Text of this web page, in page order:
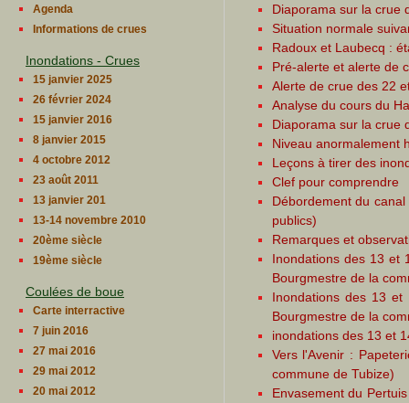
Agenda
Informations de crues
Inondations - Crues
15 janvier 2025
26 février 2024
15 janvier 2016
8 janvier 2015
4 octobre 2012
23 août 2011
13 janvier 201
13-14 novembre 2010
20ème siècle
19ème siècle
Coulées de boue
Carte interractive
7 juin 2016
27 mai 2016
29 mai 2012
20 mai 2012
Diaporama sur la crue
Situation normale
Radoux et Laubecq :
Pré-alerte et alerte de
Alerte de crue des 22
Analyse du cours du
Diaporama sur la crue
Niveau anormalement
Leçons à tirer des
Clef pour comprendre
Débordement du
publics)
Remarques et
Inondations des 13 et
Bourgmestre de la
Inondations des 13 et
Bourgmestre de la
inondations des 13 et
Vers l'Avenir :
commune de Tubize)
Envasement du